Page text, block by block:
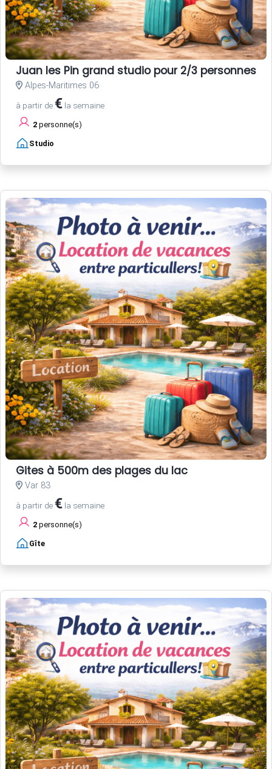
Juan les Pin grand studio pour 2/3 personnes
Alpes-Maritimes 06
à partir de € la semaine
2 personne(s)
Studio
Gites à 500m des plages du lac
Var 83
à partir de € la semaine
2 personne(s)
Gîte